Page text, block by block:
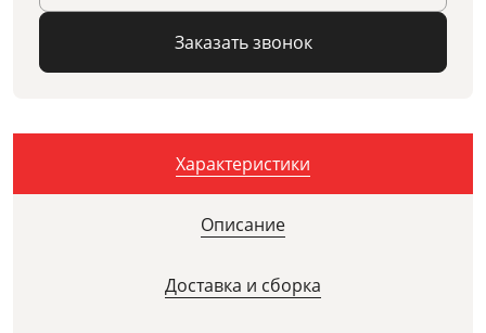
Заказать звонок
Характеристики
Описание
Доставка и сборка